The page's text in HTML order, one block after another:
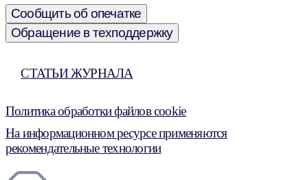
Сообщить об опечатке
Обращение в техподдержку
СТАТЬИ ЖУРНАЛА
Политика обработки файлов cookie
На информационном ресурсе применяются
рекомендательные технологии